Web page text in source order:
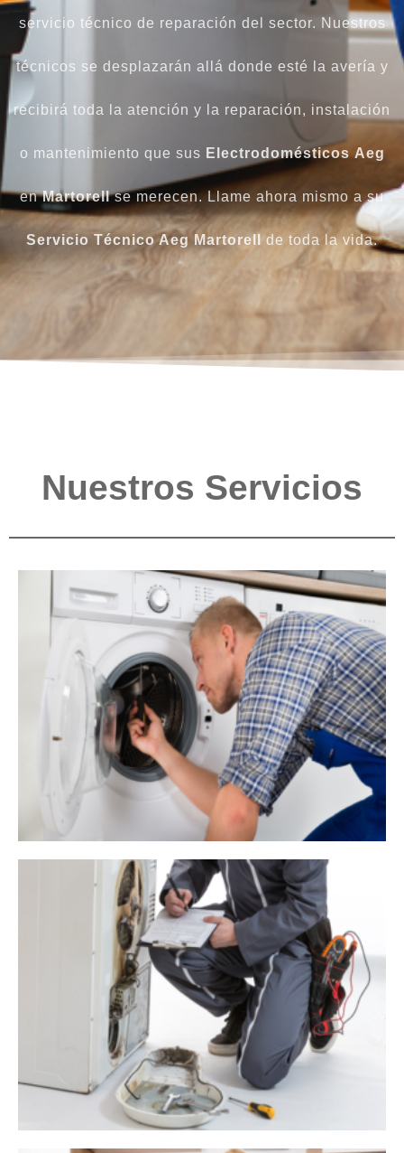
servicio técnico de reparación del sector. Nuestros
técnicos se desplazarán allá donde esté la avería y
recibirá toda la atención y la reparación, instalación
o mantenimiento que sus Electrodomésticos Aeg
enMartorellse merecen. Llame ahora mismo a su
Servicio Técnico Aeg Martorell de toda la vida.
Nuestros Servicios